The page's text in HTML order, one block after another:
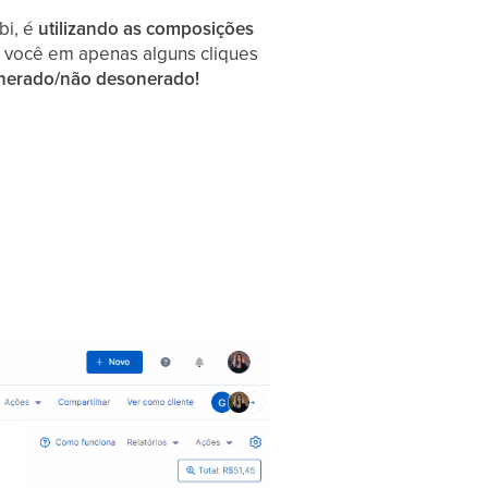
é utilizando as composições
em apenas alguns cliques
não desonerado!